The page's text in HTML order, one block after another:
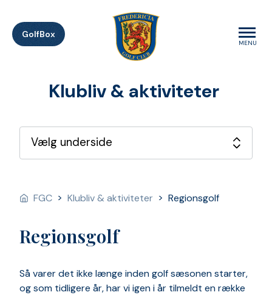
GolfBox
MENU
Klubliv & aktiviteter
FGC > Klubliv & aktiviteter > Regionsgolf
Regionsgolf
Så varer det ikke længe inden golf sæsonen starter,
og som tidligere år, har vi igen i år tilmeldt en række